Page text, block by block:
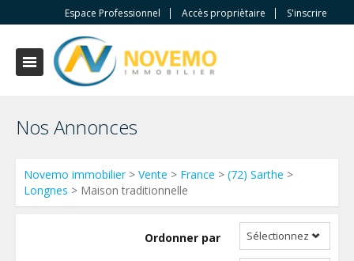
Espace Professionnel Accès propriètaire S'inscrire
Nos Annonces
Novemo immobilier> Vente > France > (72) Sarthe >
Longnes > Maison traditionnelle
Ordonner par Sélectionnez